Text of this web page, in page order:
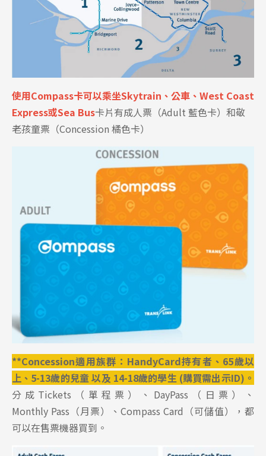
熱門搜尋：
加拿大RO 任意門 遊學團
教育學區
使用Compass卡可以乘坐Skytrain、公車 、 West Coast
Express或Sea Bus卡片有成人票（Adult 藍色卡）和敬
老孩童票（Concession 橘色卡）
**Concession適用族群：HandyCard持有者、65歲以
上、5-13歲的兒童 以及 14-18歲的學生 (購買需出示ID)。
分成Tickets（單程票）、DayPass（日票）、
Monthly Pass（月票）、Compass Card（可儲值），都
可以在售票機器買到。